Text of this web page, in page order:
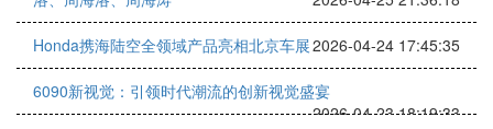
Honda携海陆空全领域产品亮相北京车展2026-04-24 17:45:35
6090新视觉：引领时代潮流的创新视觉盛宴
2026-04-23 18:19:33